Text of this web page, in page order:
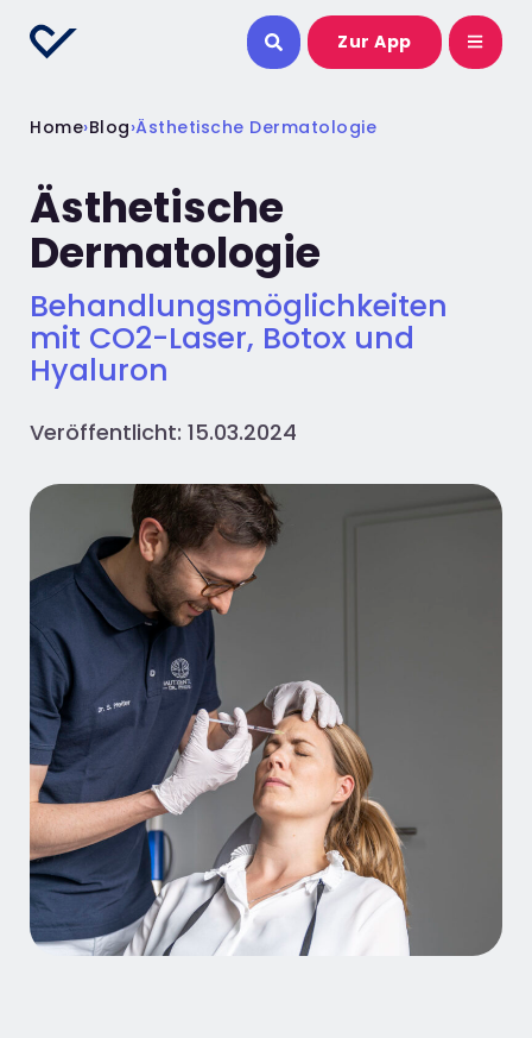
Zur App
Home›Blog›Ästhetische Dermatologie
Ästhetische
Dermatologie
Behandlungsmöglichkeiten
mit CO2-Laser, Botox und
Hyaluron
Veröffentlicht: 15.03.2024